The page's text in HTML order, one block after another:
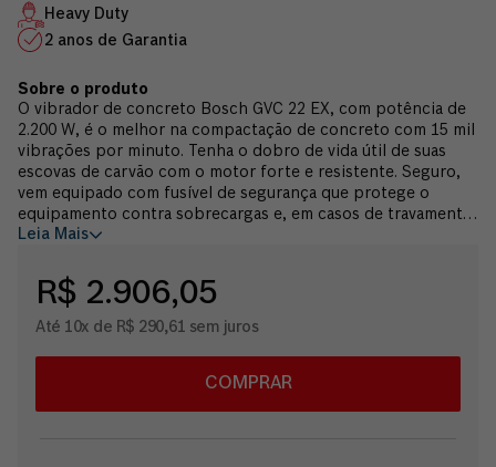
Heavy Duty
2 anos de Garantia
O vibrador de concreto Bosch GVC 22 EX, com potência de
2.200 W, é o melhor na compactação de concreto com 15 mil
vibrações por minuto. Tenha o dobro de vida útil de suas
escovas de carvão com o motor forte e resistente. Seguro,
vem equipado com fusível de segurança que protege o
equipamento contra sobrecargas e, em casos de travamento
do mangote, o dispositivo de segurança PRCD protege
com o sistema de troca rápida. Indicado para uso industrial
possui selo Heavy Duty com 2 anos de garantia.
Leia Mais
R$ 2.906,05
Até 10x de R$ 290,61 sem juros
COMPRAR